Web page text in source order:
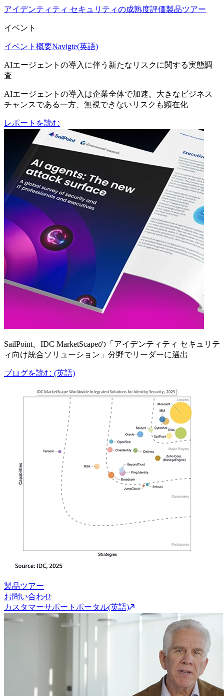
アイデンティティ セキュリティの成熟度評価製品ツアー
イベント
イベント概要Navigte(英語)
AIエージェントの導入に伴う新たなリスクに関する実態調
査
AIエージェントの導入は企業全体で加速。大きなビジネス
チャンスである一方、無視できないリスクも顕在化
レポートを読む
SailPoint、IDC MarketScapeの「アイデンティティ セキュリテ
ィ向け統合ソリューション」分野でリーダーに選出
ブログを読む (英語)
製品ツアー
お問い合わせ
カスタマーサポートポータル(英語)